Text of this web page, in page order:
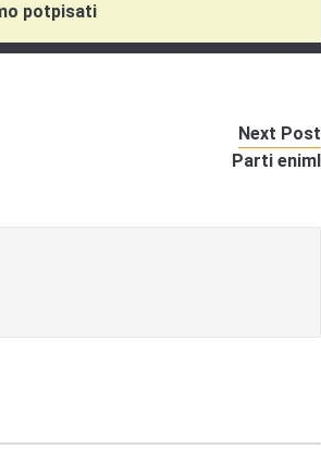
potpisati
Next Post
Parti eniml